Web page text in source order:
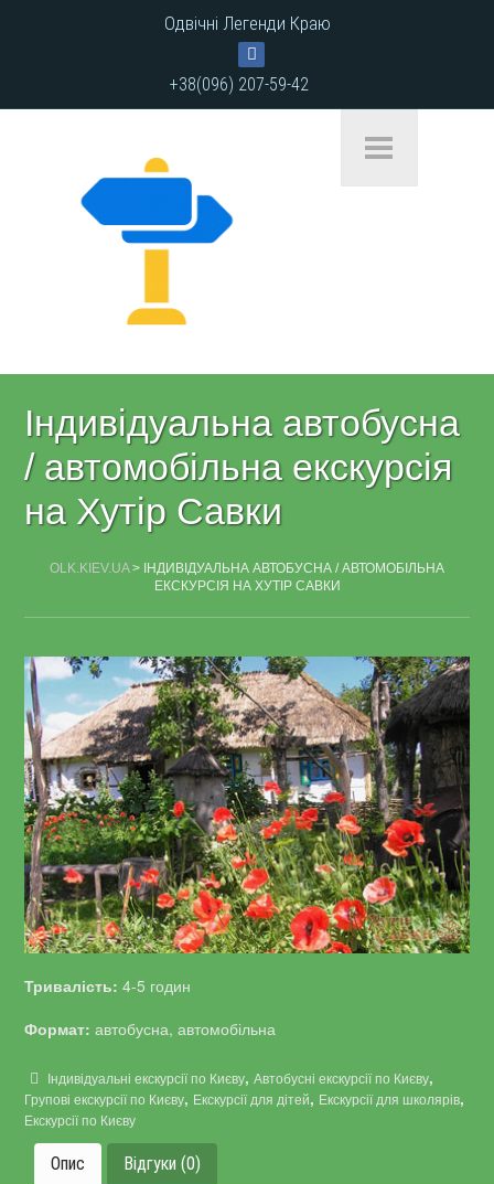
Одвічні Легенди Краю
+38(096) 207-59-42
Індивідуальна автобусна
/ автомобільна екскурсія
на Хутір Савки
OLK.KIEV.UA> ІНДИВІДУАЛЬНА АВТОБУСНА / АВТОМОБІЛЬНА
ЕКСКУРСІЯ НА ХУТІР САВКИ
Тривалість: 4-5 годин
Формат: автобусна, автомобільна
Індивідуальні екскурсії по Києву,Автобусні екскурсії по Києву,
Групові екскурсії по Києву, Екскурсії для дітей, Екскурсії для школярів,
Екскурсії по Києву
Опис Відгуки (0)